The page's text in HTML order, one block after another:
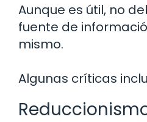
Aunque es útil, no
fuente de
mismo.
Algunas críticas